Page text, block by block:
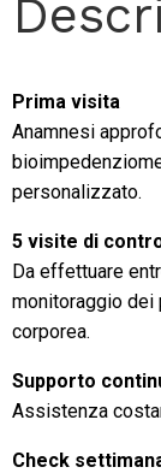
Prima visita
Anamnesi
personalizzato.
5 visite di
Da effettuare
monitoraggio
corporea.
Supporto
Assistenza
Check